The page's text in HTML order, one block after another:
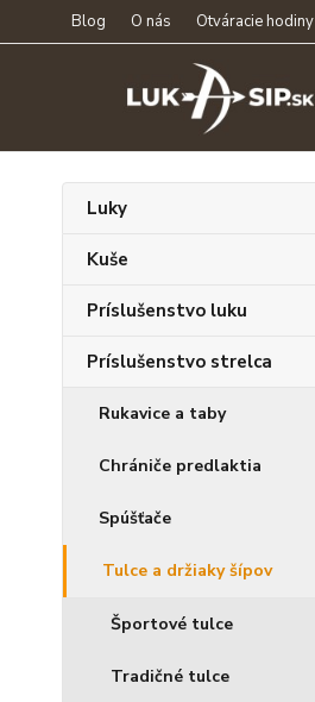
Blog O nás Otváracie hodiny
Luky
Kuše
Príslušenstvo luku
Príslušenstvo strelca
Rukavice a taby
Chrániče predlaktia
Spúšťače
Tulce a držiaky šípov
Športové tulce
Tradičné tulce